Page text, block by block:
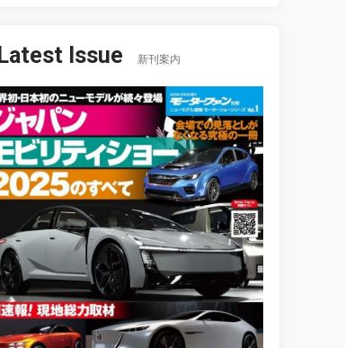
Latest Issue 新刊案内